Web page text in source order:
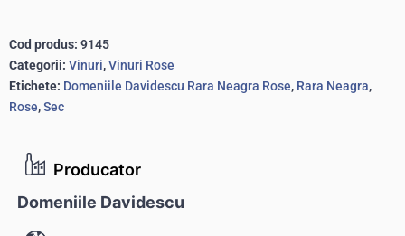
Producator
Domeniile Davidescu
Cod produs: 9145
Categorii: Vinuri,Vinuri Rose
Etichete: Domeniile Davidescu Rara Neagra Rose, Rara Neagra,
Rose,Sec